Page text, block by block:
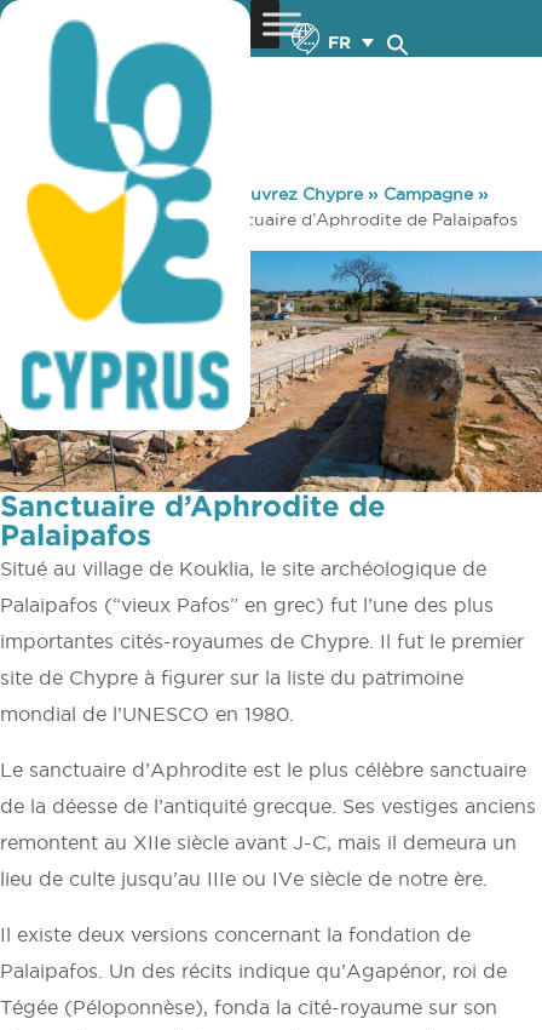
FR
You are here: Home »Découvrez Chypre» Campagne»
Sites et Monuments» Sanctuaire d’Aphrodite de Palaipafos
Sanctuaire d’Aphrodite de
Palaipafos
Situé au village de Kouklia, le site archéologique de
Palaipafos (“vieux Pafos” en grec) fut l’une des plus
importantes cités-royaumes de Chypre. Il fut le premier
site de Chypre à figurer sur la liste du patrimoine
mondial de l’UNESCO en 1980.
Le sanctuaire d’Aphrodite est le plus célèbre sanctuaire
de la déesse de l’antiquité grecque. Ses vestiges anciens
remontent au XIIe siècle avant J-C, mais il demeura un
lieu de culte jusqu’au IIIe ou IVe siècle de notre ère.
Il existe deux versions concernant la fondation de
Palaipafos. Un des récits indique qu’Agapénor, roi de
Tégée (Péloponnèse), fonda la cité-royaume sur son